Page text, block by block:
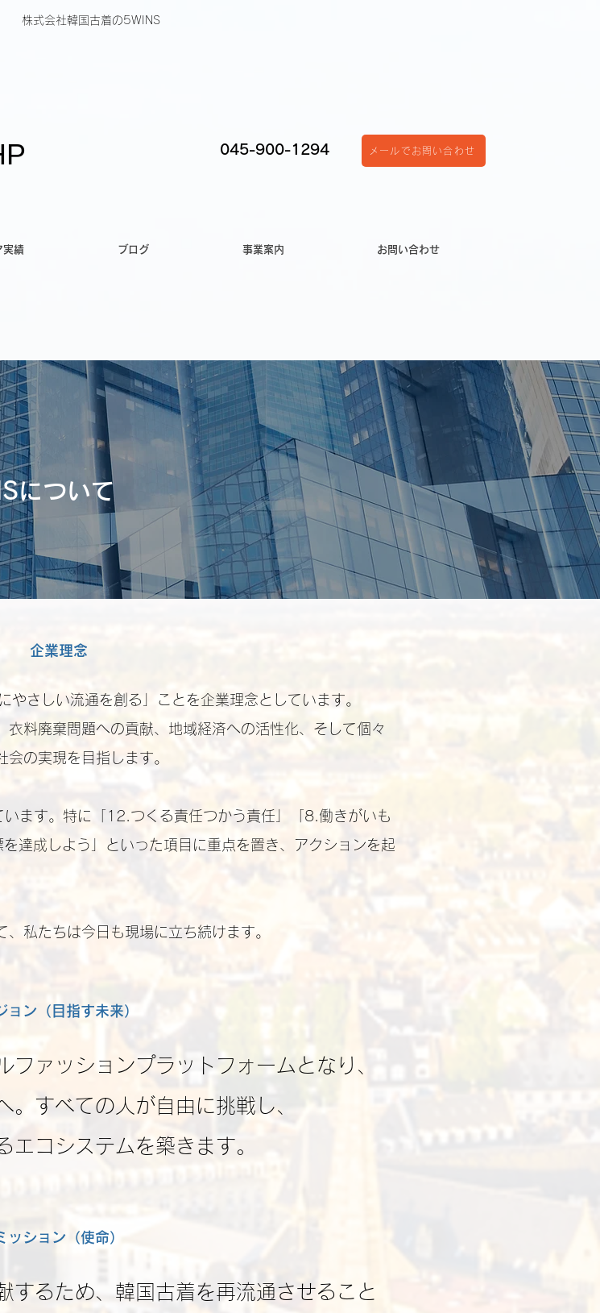
株式会社韓国古着の5WINS
045-900-1294 メールでお問い合わせ
実績 ブログ 事業案内 お問い合わせ
について
企業理念
さしい流通を創る」ことを企業理念としています。
料廃棄問題への貢献、地域経済への活性化、そして個々
の実現を目指します。
ます。特に「12.つくる責任つかう責任」「8.働きがいも
達成しよう」といった項目に重点を置き、アクションを起
私たちは今日も現場に立ち続けます。
ョン（目指す未来）
ファッションプラットフォームとなり、
。 すべての人が自由に挑戦し、
エコシステムを築きます。
ッション（使命）
するため、韓国古着を再流通させること